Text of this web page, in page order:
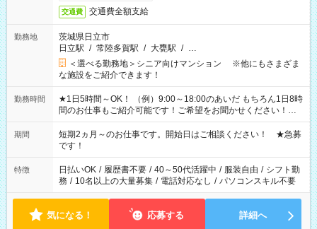
交通費 交通費全額支給
勤務地
茨城県日立市
日立駅 / 常陸多賀駅 / 大甕駅 / …
＜選べる勤務地＞シニア向けマンション ※他にもさまざま
な施設をご紹介できます！
勤務時間
★1日5時間～OK！ （例）9:00～18:00のあいだ もちろん1日8時
間のお仕事もご紹介可能です！ご希望をお聞かせください！★
家庭の都合でお休みが必要な場合も遠慮なくご相談ください。
※週最低15時間以上の勤務が必要です
期間
短期2ヵ月～のお仕事です。開始日はご相談ください！ ★急募
です！
特徴 日払いOK / 履歴書不要 / 40～50代活躍中 / 服装自由 / シフト勤
務 / 10名以上の大量募集 / 電話対応なし / パソコンスキル不要
気になる！ 応募する 詳細へ